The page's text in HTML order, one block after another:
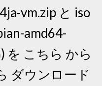
vm.zip と iso
amd64-
を こちら から
ダウンロード